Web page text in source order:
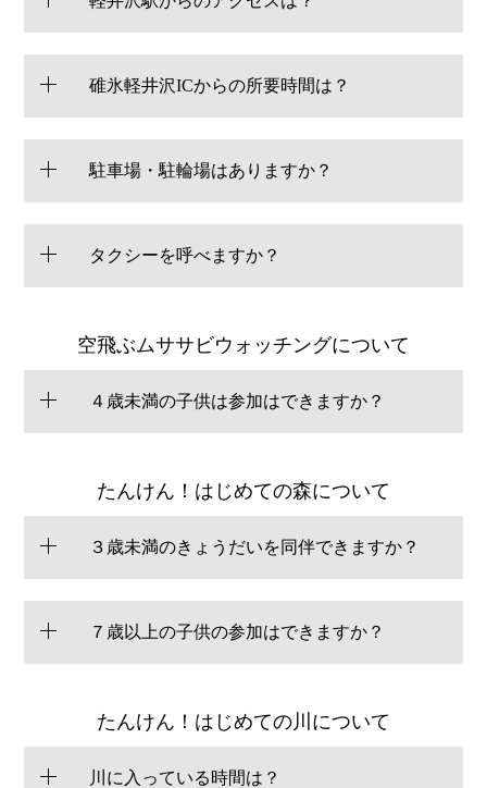
碓氷軽井沢ICからの所要時間は？
駐車場・駐輪場はありますか？
タクシーを呼べますか？
空飛ぶムササビウォッチングについて
４歳未満の子供は参加はできますか？
たんけん！はじめての森について
３歳未満のきょうだいを同伴できますか？
７歳以上の子供の参加はできますか？
たんけん！はじめての川について
川に入っている時間は？